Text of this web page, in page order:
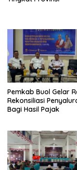
Pemkab Buol Gelar
Rekonsiliasi
Bagi Hasil Pajak